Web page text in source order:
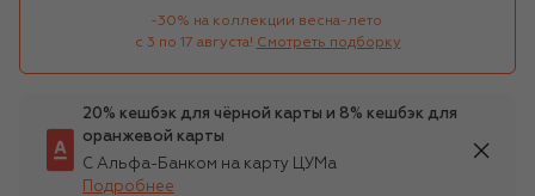
-30% на коллекции весна-лето
с 3 по 17 августа! Смотреть подборку
20% кешбэк для чёрной карты и 8% кешбэк для
оранжевой карты
С Альфа-Банком на карту ЦУМа
Подробнее